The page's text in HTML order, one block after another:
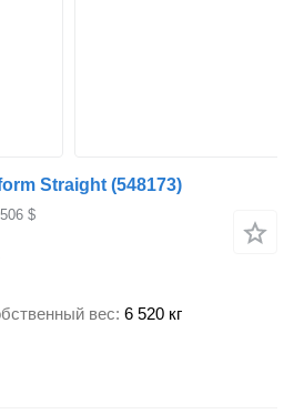
Straight (548173)
$
вес 6 520 кг